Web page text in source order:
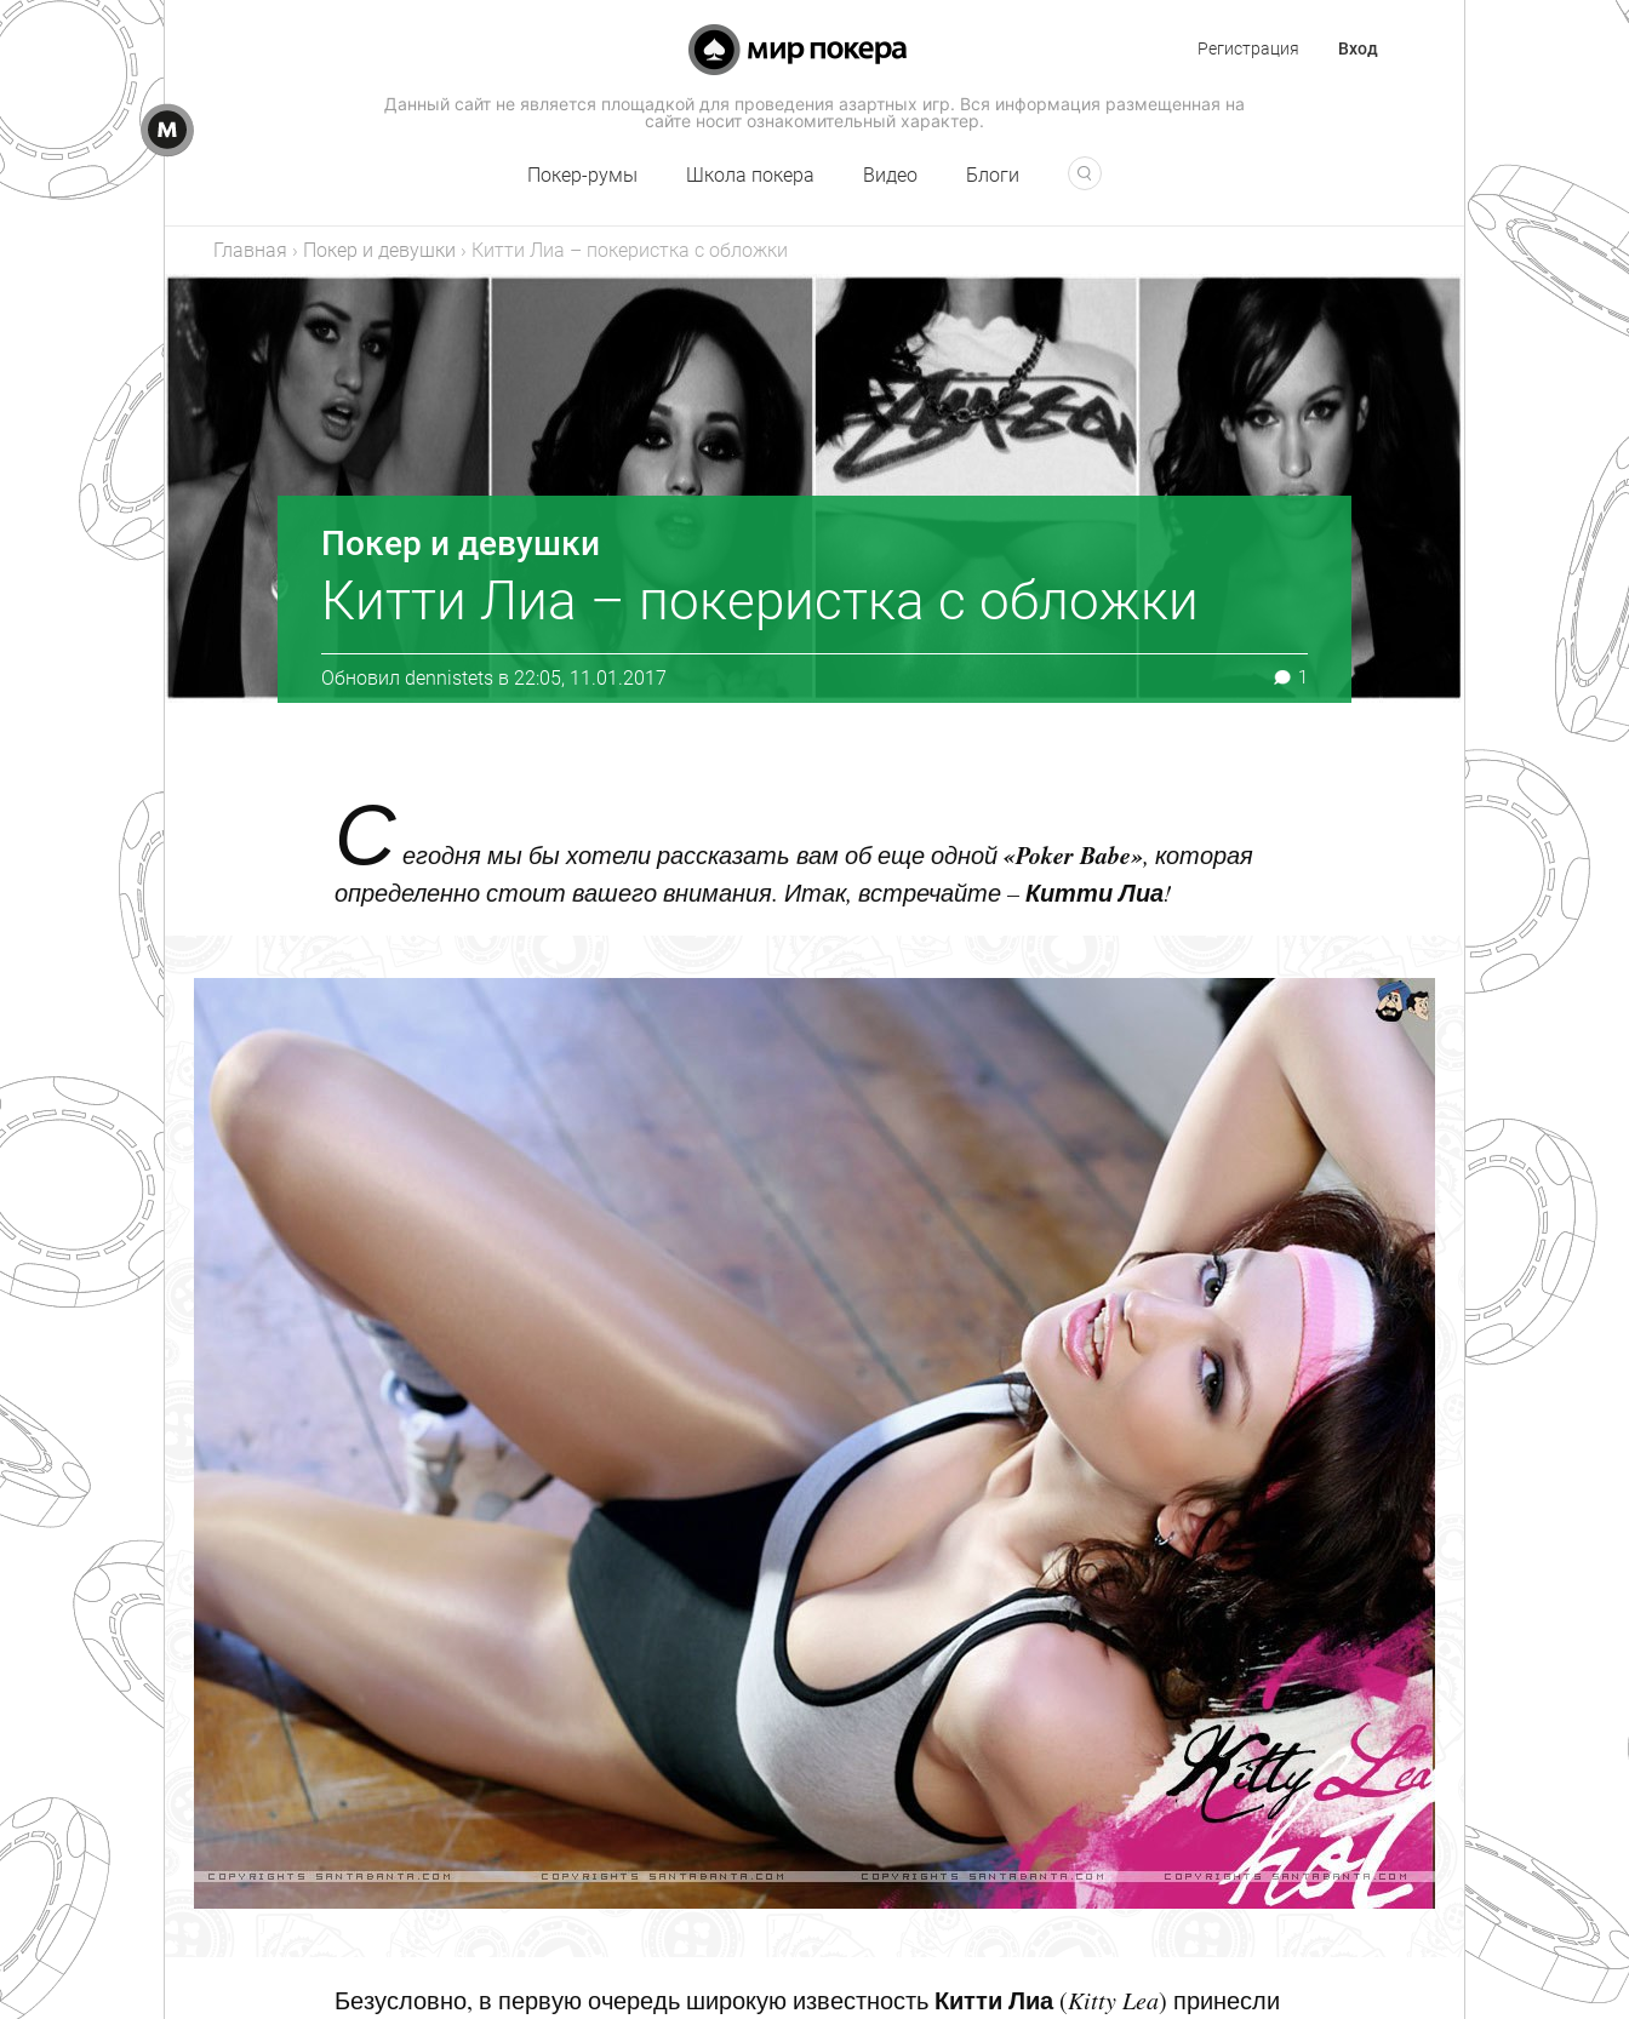
Данный сайт не является площадкой для проведения азартных игр. Вся информация размещенная на
сайте носит ознакомительный характер.
Регистрация Вход
Покер-румы Школа покера Видео Блоги
Главная › Покер и девушки › Китти Лиа – покеристка с обложки
Покер и девушки
Китти Лиа – покеристка с обложки
Обновил dennistets в 22:05, 11.01.2017 1
Сегодня мы бы хотели рассказать вам об еще одной«Poker Babe», которая
определенно стоит вашего внимания. Итак, встречайте –Китти Лиа!
Безусловно, в первую очередь широкую известность Китти Лиа(Kitty Lea) принесли